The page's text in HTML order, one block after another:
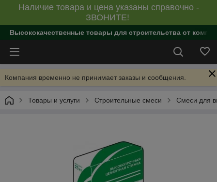
Наличие товара и цена указаны справочно -
ЗВОНИТЕ!
Высококачественные товары для строительства от
Компания временно не принимает заказы и сообщения.
Товары и услуги Строительные смеси Смеси для